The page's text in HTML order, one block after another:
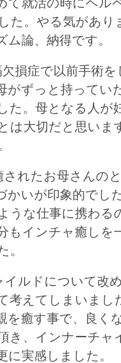
た。やる気があり
ム論、納得です。
損症で以前手術
がずっと持ってい
た。母となる人が
は大切だと思いま
されたお母さんの
かいが印象的でし
うな仕事に携わる
もインチャ癒しを
。
イルドについて改
考えてしまいまし
を癒す事で、良く
き、インナーチャ
に実感しました。